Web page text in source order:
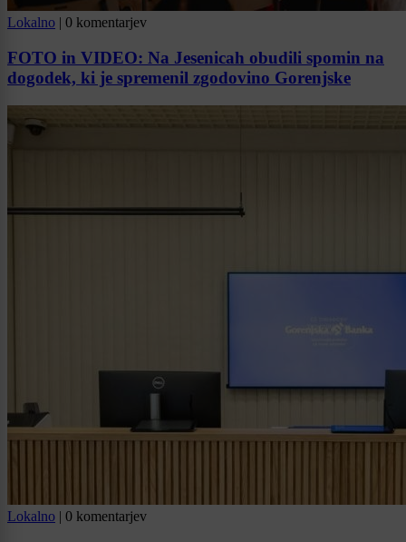
Lokalno | 0 komentarjev
FOTO in VIDEO: Na Jesenicah obudili spomin na
dogodek, ki je spremenil zgodovino Gorenjske
Lokalno | 0 komentarjev